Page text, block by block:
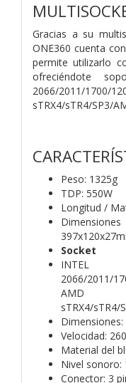
Gracias a su
ONE360 cuenta
permite utilizarlo
ofreciéndote
2066/2011/1700/
sTRX4/sTR4/SP3/
Peso: 1325g
TDP: 550W
Longitud /
Socket
2066/2011/
AMD
sTRX4/
Velocidad:
Material del
Nivel sonoro:
Conector: 3